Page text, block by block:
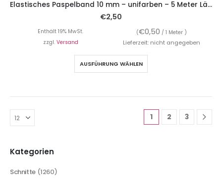
Elastisches Paspelband 10 mm – unifarben – 5 Meter Länge
€2,50
Enthält 19% MwSt. (€0,50 / 1 Meter )
zzgl. Versand Lieferzeit: nicht angegeben
AUSFÜHRUNG WÄHLEN
1 2 3
Kategorien
Schnitte (1260)